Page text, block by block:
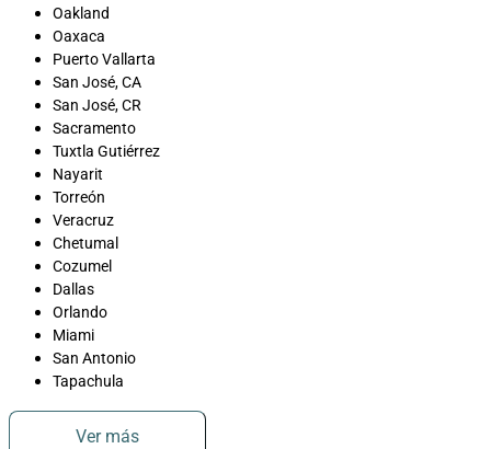
Oakland
Oaxaca
Puerto Vallarta
San José, CA
San José, CR
Sacramento
Tuxtla Gutiérrez
Nayarit
Torreón
Veracruz
Chetumal
Cozumel
Dallas
Orlando
Miami
San Antonio
Tapachula
Ver más